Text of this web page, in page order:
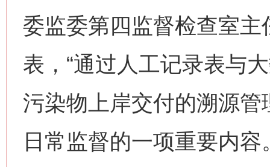
委监委第四监督检查室
表，“通过人工记录表与
污染物上岸交付的溯源
日常监督的一项重要内